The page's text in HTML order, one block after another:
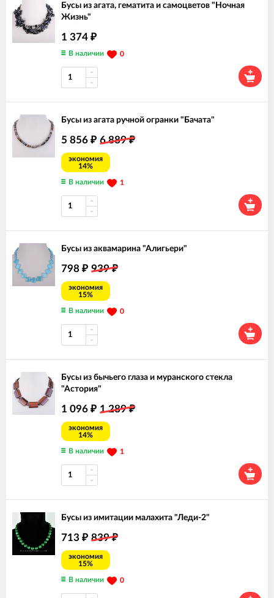
Бусы из агата, гематита и самоцветов "Ночная
Жизнь"
1 374 ₽
В наличии 0
Бусы из агата ручной огранки "Бачата"
5 856 ₽ 6 889₽
экономия
14%
В наличии 1
Бусы из аквамарина "Алигьери"
798 ₽ 939₽
экономия
15%
В наличии 0
Бусы из бычьего глаза и муранского стекла
"Астория"
1 096 ₽ 1 289₽
экономия
14%
В наличии 1
Бусы из имитации малахита "Леди-2"
713 ₽ 839₽
экономия
15%
В наличии 0